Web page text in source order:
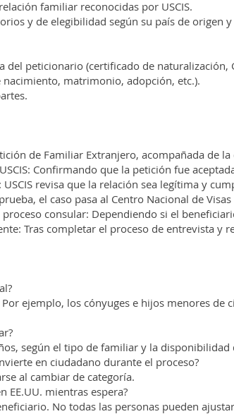
familiar reconocidas por USCIS.
y de elegibilidad según su país de origen
del peticionario (certificado de naturalización,
matrimonio, adopción, etc.).
de Familiar Extranjero, acompañada de
Confirmando que la petición fue
revisa que la relación sea legítima y
el caso pasa al Centro Nacional de Visas
consular: Dependiendo si el
Tras completar el proceso de entrevista y
ejemplo, los cónyuges e hijos menores de
según el tipo de familiar y la disponibilidad
en ciudadano durante el proceso?
al cambiar de categoría.
EE.UU. mientras espera?
No todas las personas pueden